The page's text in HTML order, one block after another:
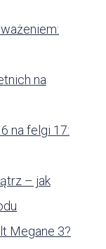
na
na felgi 17:
– jak
Megane 3?